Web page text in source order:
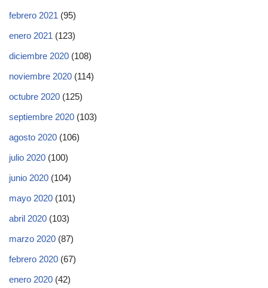
febrero 2021 (95)
enero 2021 (123)
diciembre 2020 (108)
noviembre 2020 (114)
octubre 2020 (125)
septiembre 2020 (103)
agosto 2020 (106)
julio 2020 (100)
junio 2020 (104)
mayo 2020 (101)
abril 2020 (103)
marzo 2020 (87)
febrero 2020 (67)
enero 2020 (42)